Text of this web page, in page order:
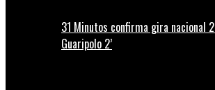
31 Minutos confirma gira nacional
Guaripolo 2’